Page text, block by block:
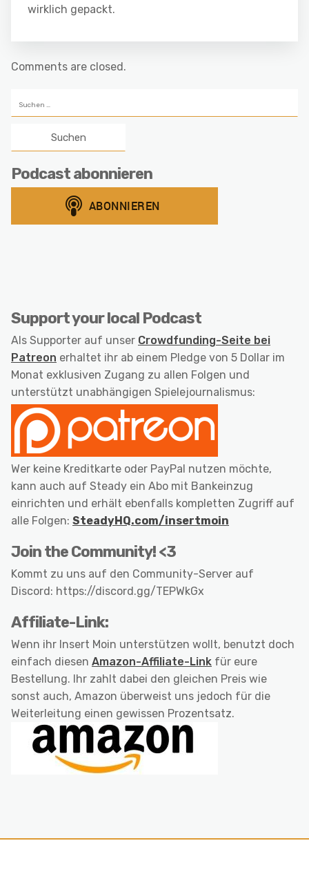
wirklich gepackt.
Comments are closed.
nach:
Podcast abonnieren
Support your local Podcast
Als Supporter auf unser Crowdfunding-Seite bei
Patreon erhaltet ihr ab einem Pledge von 5 Dollar im
Monat exklusiven Zugang zu allen Folgen und
unterstützt unabhängigen Spielejournalismus:
Wer keine Kreditkarte oder PayPal nutzen möchte,
kann auch auf Steady ein Abo mit Bankeinzug
einrichten und erhält ebenfalls kompletten Zugriff auf
alle Folgen: SteadyHQ.com/insertmoin
Join the Community! <3
Kommt zu uns auf den Community-Server auf
Discord: https://discord.gg/TEPWkGx
Affiliate-Link:
Wenn ihr Insert Moin unterstützen wollt, benutzt doch
einfach diesen Amazon-Affiliate-Link für eure
Bestellung. Ihr zahlt dabei den gleichen Preis wie
sonst auch, Amazon überweist uns jedoch für die
Weiterleitung einen gewissen Prozentsatz.